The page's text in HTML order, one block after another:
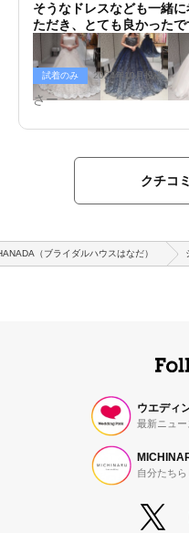
そうなドレスなども一緒
ただき、とても良かったで
試着のみ 2024年10月投稿
さー
クチコ
（ブライダルハウスはなだ）
ウエディ
最新ニュー
自分たち